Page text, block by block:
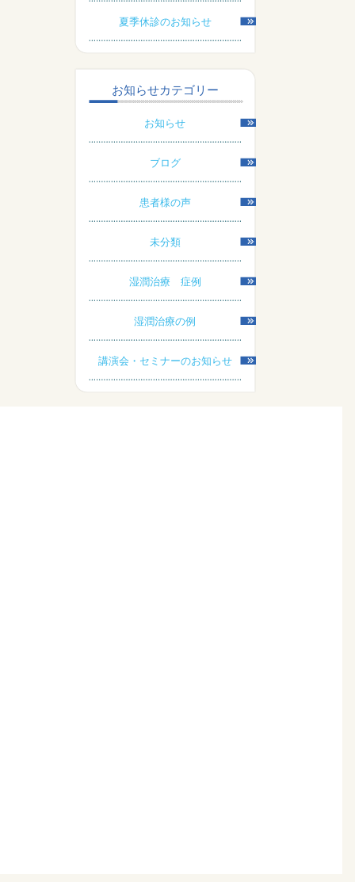
夏季休診のお知らせ
お知らせカテゴリー
お知らせ
ブログ
患者様の声
未分類
湿潤治療 症例
湿潤治療の例
講演会・セミナーのお知らせ